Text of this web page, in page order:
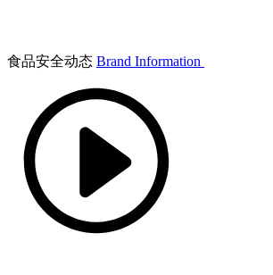
食品安全动态 Brand Information